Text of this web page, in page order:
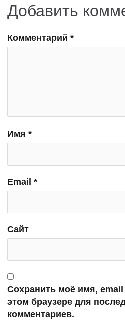
Добавить
Комментарий *
Имя *
Email *
Сайт
Сохранить моё имя, email
этом браузере для
комментариев.